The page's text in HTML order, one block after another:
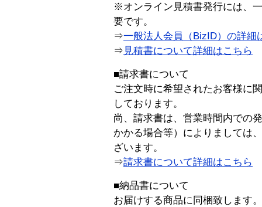
※オンライン見積書発行には、
要です。
⇒一般法人会員（BizID）の詳細
⇒ 見積書について詳細はこちら
■請求書について
ご注文時に希望されたお客様に
しております。
尚、請求書は、営業時間内での
かかる場合等）によりましては
ざいます。
⇒請求書について詳細はこちら
■納品書について
お届けする商品に同梱致します。